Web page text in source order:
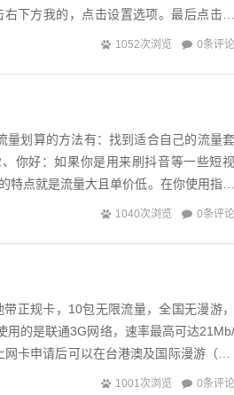
下方我的，点击设置选项。最后点击登
...
1052次浏览 0条评论
量划算的方法有：找到适合自己的流量套
你好：如果你是用来刷抖音等一些短视
点就是流量大且单价低。在你使用指定
可以...
1040次浏览 0条评论
正规卡，10包无限流量，全国无漫游，
用的是联通3G网络，速率最高可达21Mb/
卡申请后可以在台港澳及国际漫游（3G
1001次浏览 0条评论